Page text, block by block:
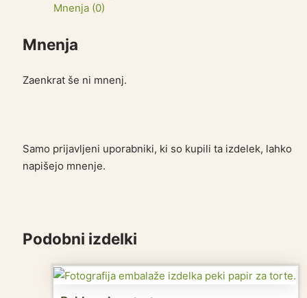
Mnenja (0)
Mnenja
Zaenkrat še ni mnenj.
Samo prijavljeni uporabniki, ki so kupili ta izdelek, lahko
napišejo mnenje.
Podobni izdelki